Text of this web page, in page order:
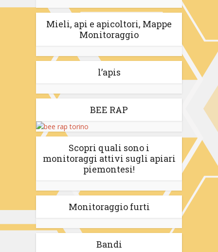
Mieli, api e apicoltori, Mappe
Monitoraggio
l’apis
BEE RAP
Scopri quali sono i
monitoraggi attivi sugli apiari
piemontesi!
Monitoraggio furti
Bandi